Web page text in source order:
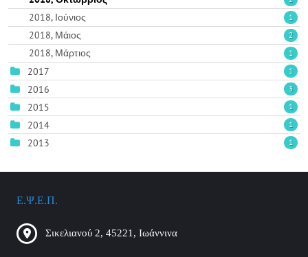
2018, Ιούνιος 1
2018, Μάιος 2
2018, Μάρτιος 1
2017 1
2016 3
2015 1
2014 1
2013 1
Ε.Ψ.Ε.Π.
Σικελιανού 2, 45221, Ιωάννινα